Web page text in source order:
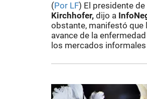
(Por LF) El presidente de
Kirchhofer, dijo a
obstante, manifestó que
avance de la
los mercados